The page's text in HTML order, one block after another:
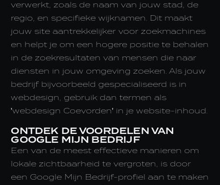
verwerkt, zoals de naam van jouw stad, de
regio, en specifieke wijknamen. Dit maakt
jouw site aantrekkelijker voor zoekmachines
en helpt je om een hogere positie te behalen
in de zoekresultaten van mensen die naar
diensten in jouw omgeving zoeken. Als jouw
bedrijf bijvoorbeeld gespecialiseerd is in
webdesign, gebruik dan termen als
'webdesign Coevorden' in je website-inhoud.
ONTDEK DE VOORDELEN VAN
GOOGLE MIJN BEDRIJF
Een van de meest effectieve manieren om
lokale zichtbaarheid te vergroten, is door
een Google Mijn Bedrijf-profiel aan te maken